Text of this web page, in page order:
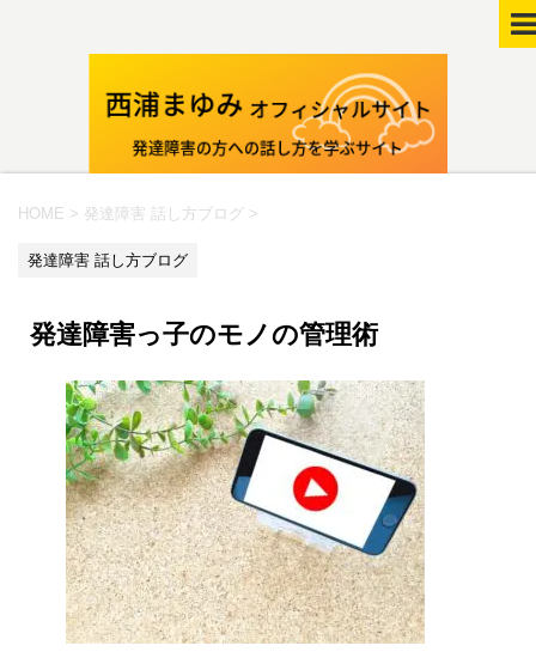
HOME > 発達障害 話し方ブログ >
発達障害 話し方ブログ
発達障害っ子のモノの管理術